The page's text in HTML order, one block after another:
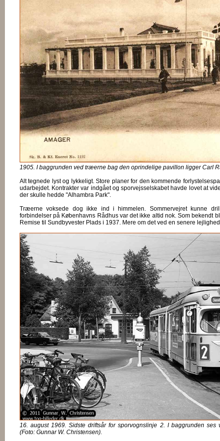
1905. I baggrunden ved træerne bag den oprindelige pavillon ligger Carl
Alt tegnede lyst og lykkeligt. Store planer for den kommende
udarbejdet. Kontrakter var indgået og sporvejsselskabet havde lovet at
der skulle hedde "Alhambra Park".
Træerne voksede dog ikke ind i himmelen. Sommervejret kunne
forbindelser på Københavns Rådhus var det ikke altid nok. Som bekendt
Remise til Sundbyvester Plads i 1937. Mere om det ved en senere
16. august 1969. Sidste driftsår for sporvognslinje 2. I baggrunden ses
(Foto: Gunnar W. Christensen).